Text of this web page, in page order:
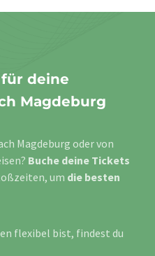
deine
Magdeburg
Magdeburg oder von
Buche deine Tickets
um die besten
flexibel bist, findest du